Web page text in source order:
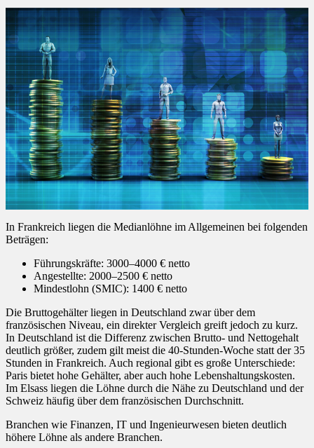
In Frankreich liegen die Medianlöhne im Allgemeinen bei folgenden
Beträgen:
Führungskräfte: 3000–4000 € netto
Angestellte: 2000–2500 € netto
Mindestlohn (SMIC): 1400 € netto
Die Bruttogehälter liegen in Deutschland zwar über dem
französischen Niveau, ein direkter Vergleich greift jedoch zu kurz.
In Deutschland ist die Differenz zwischen Brutto- und Nettogehalt
deutlich größer, zudem gilt meist die 40-Stunden-Woche statt der 35
Stunden in Frankreich. Auch regional gibt es große Unterschiede:
Paris bietet hohe Gehälter, aber auch hohe Lebenshaltungskosten.
Im Elsass liegen die Löhne durch die Nähe zu Deutschland und der
Schweiz häufig über dem französischen Durchschnitt.
Branchen wie Finanzen, IT und Ingenieurwesen bieten deutlich
höhere Löhne als andere Branchen.